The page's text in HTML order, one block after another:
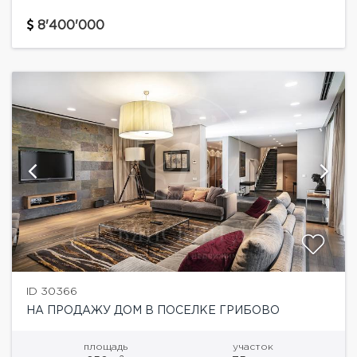
Отделка дома выполнена из высококачественных
8'400'000
ID 30366
НА ПРОДАЖУ ДОМ В ПОСЕЛКЕ ГРИБОВО
площадь участок